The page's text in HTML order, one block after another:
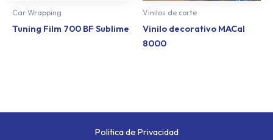
Car Wrapping
Tuning Film 700 BF Sublime
Vinilos de corte
Vinilo decorativo MACal
8000
Politica de Privacidad